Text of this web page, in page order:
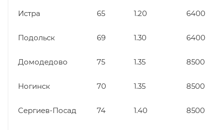
Истра 65 1.20 6400
Подольск 69 1.30 6400
Домодедово 75 1.35 8500
Ногинск 70 1.35 8500
Сергиев-Посад 74 1.40 8500